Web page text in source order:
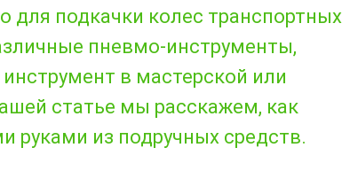
для подкачки колес транспортных
пневмо-инструменты,
в мастерской или
статье мы расскажем, как
руками из подручных средств.